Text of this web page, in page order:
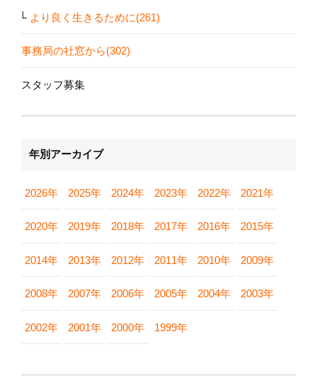
より良く生きるために(261)
事務局の社窓から(302)
スタッフ募集
年別アーカイブ
2026年 2025年 2024年 2023年 2022年 2021年
2020年 2019年 2018年 2017年 2016年 2015年
2014年 2013年 2012年 2011年 2010年 2009年
2008年 2007年 2006年 2005年 2004年 2003年
2002年 2001年 2000年 1999年